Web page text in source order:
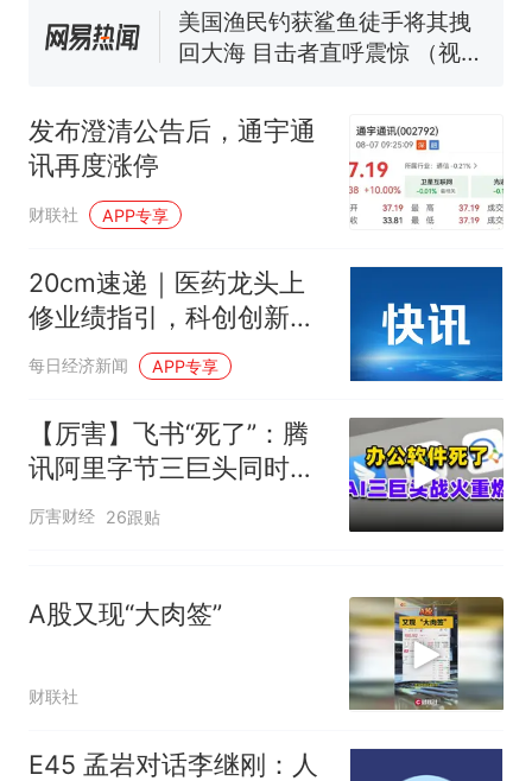
回大海 目击者直呼震惊 （视频
来源：参考消息）
笔试第一被第二名传话劝弃考
热 那个在床头放菜刀的女孩，
因老师一句“跟我回家”改写了
发布澄清公告后，通宇通
讯再度涨停
财联社 APP专享
20cm速递｜医药龙头上
修业绩指引，科创创新药
ETF国泰(589720)盘中涨
每日经济新闻 APP专享
【厉害】飞书“死了”：腾
讯阿里字节三巨头同时掀
了软件的桌子
厉害财经 26跟贴
A股又现“大肉签”
财联社
E45 孟岩对话李继刚：人